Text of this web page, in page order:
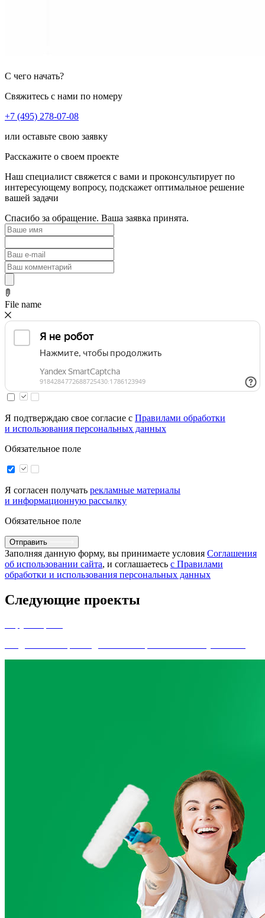
С чего начать?
Свяжитесь с нами по номеру
+7 (495) 278-07-08
или оставьте свою заявку
Расскажите о своем проекте
Наш специалист свяжется с вами и проконсультирует по
интересующему вопросу, подскажет оптимальное решение
вашей задачи
Спасибо за обращение. Ваша заявка принята.
File name
Я подтверждаю свое согласие с Правилами обработки
и использования персональных данных
Обязательное поле
Я согласен получать рекламные материалы
и информационную рассылку
Обязательное поле
Отправить
Заполняя данную форму, вы принимаете условия Соглашения
об использовании сайта, и соглашаетесь с Правилами
обработки и использования персональных данных
Следующие проекты